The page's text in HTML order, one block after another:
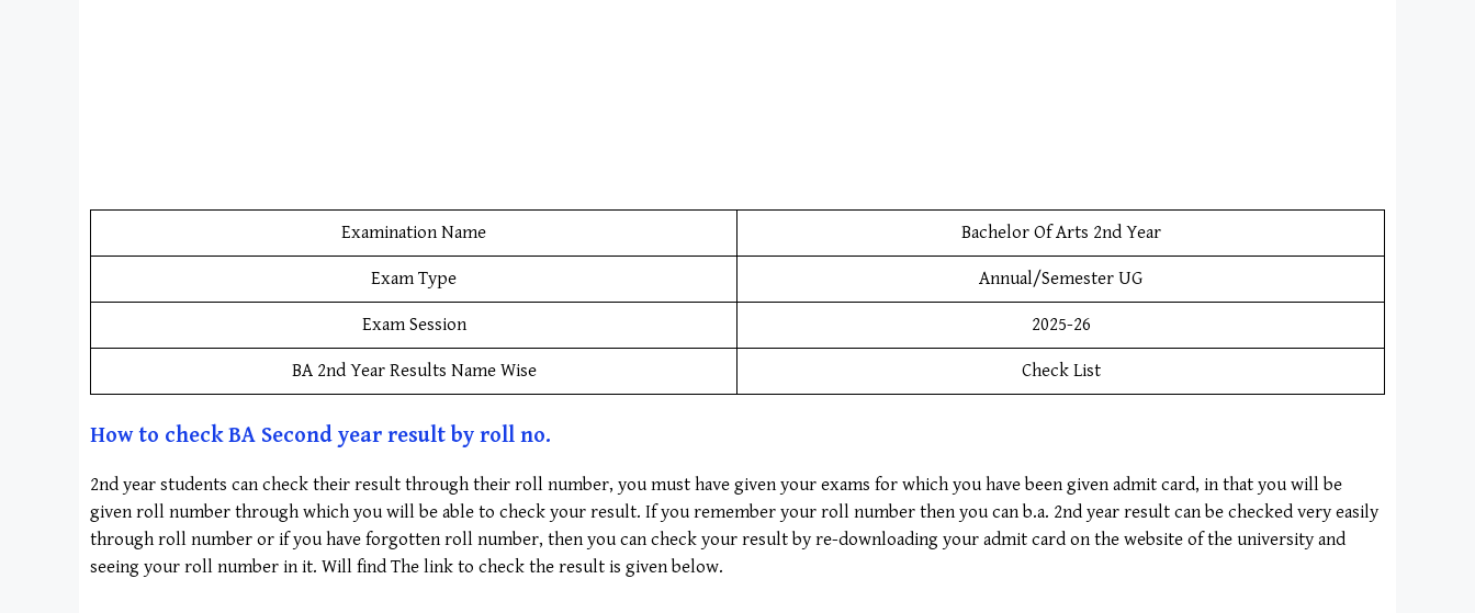
Examination Name Bachelor Of Arts 2nd Year
Exam Type Annual/Semester UG
Exam Session 2025-26
BA 2nd Year Results Name Wise Check List
How to check BA Second year result by roll no.
2nd year students can check their result through their roll number, you must have given your exams for which you have been given admit card, in that you will be
given roll number through which you will be able to check your result. If you remember your roll number then you can b.a. 2nd year result can be checked very easily
through roll number or if you have forgotten roll number, then you can check your result by re-downloading your admit card on the website of the university and
seeing your roll number in it. Will find The link to check the result is given below.